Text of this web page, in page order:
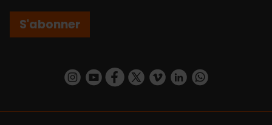
S'abonner
https://www.instagram.com/visit_valencia/
https://www.youtube.com/user/
https://www.facebook.com/
https://twitter.com/
https://vimeo.com/
https://www.linkedin.com/company/turismo-valencia/https://api.whatsapp.com/send/